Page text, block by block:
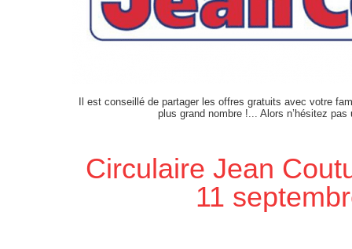
Il est conseillé de partager les offres gratuits avec votre
plus grand nombre !... Alors n’hésitez
Circulaire Jean
11